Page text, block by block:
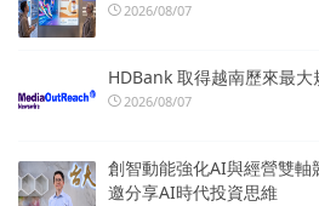
2026/08/07
HDBank 取得越南歷來最
2026/08/07
創智動能強化AI與經營雙
邀分享AI時代投資思維